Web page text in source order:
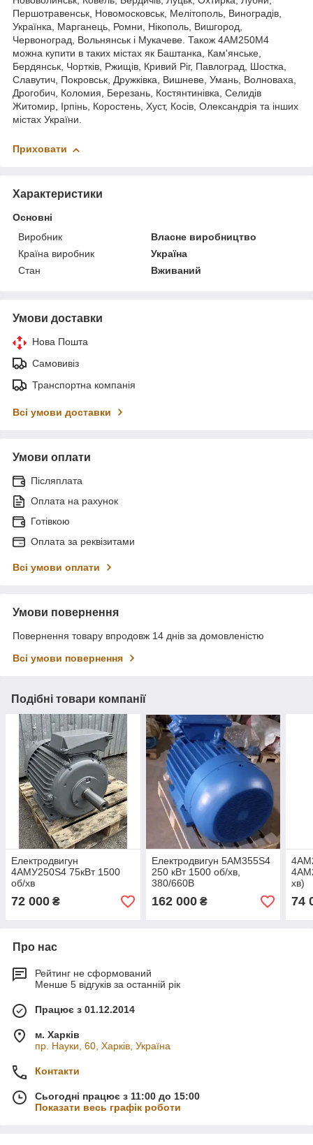
Першотравенськ, Новомосковськ, Мелітополь, Виноградів,
Українка, Марганець, Ромни, Нікополь, Вишгород,
Червоноград, Вольнянськ і Мукачеве. Також 4АМ250М4
можна купити в таких містах як Баштанка, Кам'янське,
Бердянськ, Чортків, Ржищів, Кривий Ріг, Павлоград, Шостка,
Славутич, Покровськ, Дружківка, Вишневе, Умань, Волноваха,
Дрогобич, Коломия, Березань, Костянтинівка, Селидів
Житомир, Ірпінь, Коростень, Хуст, Косів, Олександрія та інших
містах України.
Приховати
Характеристики
Основні
Виробник
Власне виробництво
Країна виробник
Україна
Стан
Вживаний
Умови доставки
Нова Пошта
Самовивіз
Транспортна компанія
Всі умови доставки
Умови оплати
Післяплата
Оплата на рахунок
Готівкою
Оплата за реквізитами
Всі умови оплати
Умови повернення
Повернення товару впродовж 14 днів за домовленістю
Всі умови повернення
Подібні товари компанії
Електродвигун
4АМУ250Ѕ4 75кВт 1500
об/хв
72 000 ₴
Електродвигун 5АМ355Ѕ4
250 кВт 1500 об/хв,
380/660В
162 000₴
хв)
74
Про нас
Рейтинг не сформований
Менше 5 відгуків за останній рік
Працює з 01.12.2014
м. Харків
пр. Науки, 60, Харків, Україна
Контакти
Сьогодні працює з 11:00 до 15:00
Показати весь графік роботи